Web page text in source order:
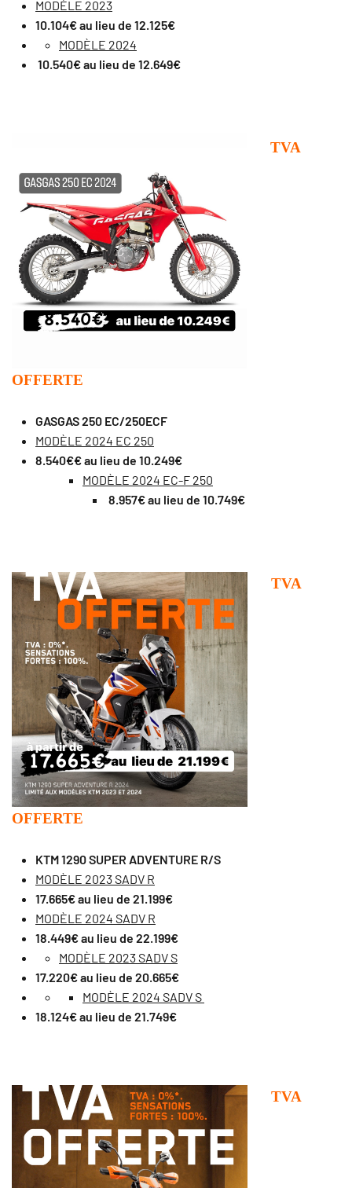
MODÈLE 2023
10.104€ au lieu de 12.125€
MODÈLE 2024
10.540€ au lieu de 12.649€
TVA
OFFERTE
GASGAS 250 EC/250ECF
MODÈLE 2024 EC 250
8.540€€ au lieu de 10.249€
MODÈLE 2024 EC-F 250
8.957€ au lieu de 10.749€
TVA
OFFERTE
KTM 1290 SUPER ADVENTURE R/S
MODÈLE 2023 SADV R
17.665€ au lieu de 21.199€
MODÈLE 2024 SADV R
18.449€ au lieu de 22.199€
MODÈLE 2023 SADV S
17.220€ au lieu de 20.665€
MODÈLE 2024 SADV S
18.124€ au lieu de 21.749€
TVA